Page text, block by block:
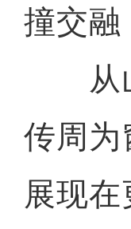
撞交融
从山
传周为
展现